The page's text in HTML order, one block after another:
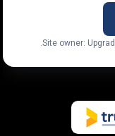
Site owner: